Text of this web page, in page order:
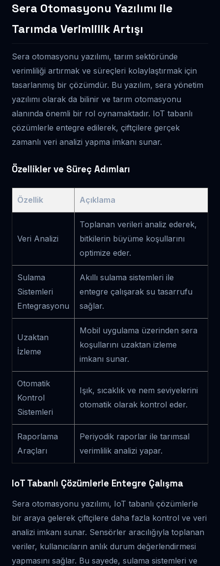
Sera Otomasyonu Yazılımı ile
Tarımda Verimlilik Artışı
Sera otomasyonu yazılımı, tarım sektöründe
verimliliği artırmak ve süreçleri kolaylaştırmak için
tasarlanmış bir çözümdür. Bu yazılım, sera yönetim
yazılımı olarak da bilinir ve tarım otomasyonu
alanında önemli bir rol oynamaktadır. IoT tabanlı
çözümlerle entegre edilerek, çiftçilere gerçek
zamanlı veri analizi yapma imkanı sunar.
Özellikler ve Süreç Adımları
Özellik Açıklama
Veri Analizi
Toplanan verileri analiz ederek,
bitkilerin büyüme koşullarını
optimize eder.
Sulama
Sistemleri
Entegrasyonu
Akıllı sulama sistemleri ile
entegre çalışarak su tasarrufu
sağlar.
Uzaktan
İzleme
Mobil uygulama üzerinden sera
koşullarını uzaktan izleme
imkanı sunar.
Otomatik
Kontrol
Sistemleri
Işık, sıcaklık ve nem seviyelerini
otomatik olarak kontrol eder.
Raporlama
Araçları
Periyodik raporlar ile tarımsal
verimlilik analizi yapar.
IoT Tabanlı Çözümlerle Entegre Çalışma
Sera otomasyonu yazılımı, IoT tabanlı çözümlerle
bir araya gelerek çiftçilere daha fazla kontrol ve veri
analizi imkanı sunar. Sensörler aracılığıyla toplanan
veriler, kullanıcıların anlık durum değerlendirmesi
yapmasını sağlar. Bu sayede, sulama sistemleri ve